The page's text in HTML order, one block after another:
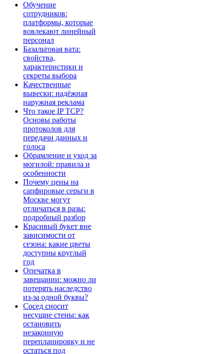
Обучение
сотрудников:
платформы, которые
вовлекают линейный
персонал
Базальтовая вата:
свойства,
характеристики и
секреты выбора
Качественные
вывески: надёжная
наружная реклама
Что такое IP TCP?
Основы работы
протоколов для
передачи данных и
голоса
Обрамление и уход за
могилой: правила и
особенности
Почему цены на
сапфировые серьги в
Москве могут
отличаться в разы:
подробный разбор
Красивый букет вне
зависимости от
сезона: какие цветы
доступны круглый
год
Опечатка в
завещании: можно ли
потерять наследство
из-за одной буквы?
Сосед сносит
несущие стены: как
остановить
незаконную
перепланировку и не
остаться под